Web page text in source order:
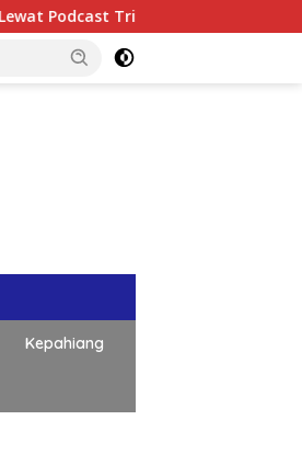
Bengkulu, Kapolda Bengkulu
Kepahiang